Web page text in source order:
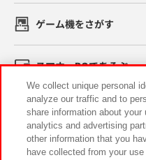
ゲーム機をさがす
スマホ・PCであそぶ
イベント・キャンペーン
We collect unique personal
analyze our traffic and to
share information about
analytics and advertising
other information that you
have collected from your